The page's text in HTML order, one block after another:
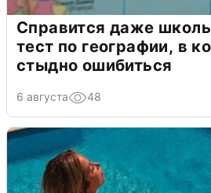
Справится даже
тест по географии, в
стыдно ошибиться
6 августа 48